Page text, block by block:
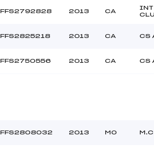
FFS2792828 2013 CA
FFS2825218 2013 CA CS
FFS2750556 2013 CA CS
FFS2808032 2013 MO